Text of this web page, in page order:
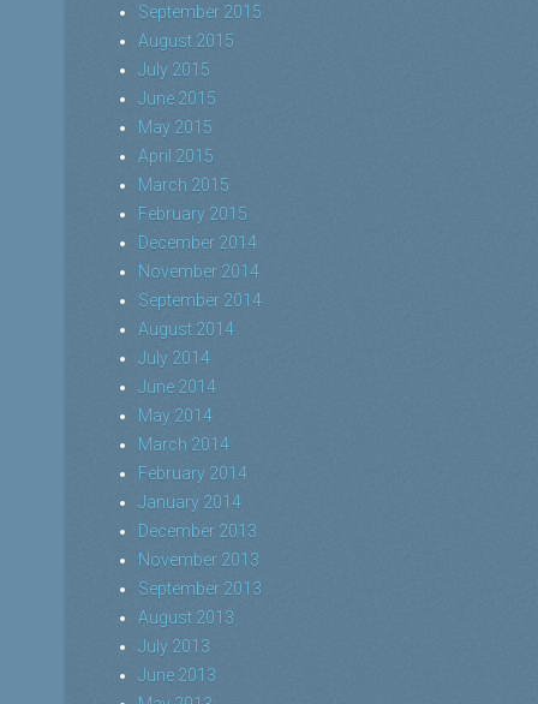
September 2015
August 2015
July 2015
June 2015
May 2015
April 2015
March 2015
February 2015
December 2014
November 2014
September 2014
August 2014
July 2014
June 2014
May 2014
March 2014
February 2014
January 2014
December 2013
November 2013
September 2013
August 2013
July 2013
June 2013